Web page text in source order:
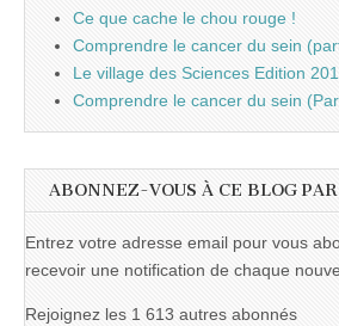
Ce que cache le chou rouge !
Comprendre le cancer du sein
Le village des Sciences Edition
Comprendre le cancer du sein
ABONNEZ-VOUS À CE BLOG
Entrez votre adresse email pour vous
recevoir une notification de chaque
Rejoignez les 1 613 autres abonnés